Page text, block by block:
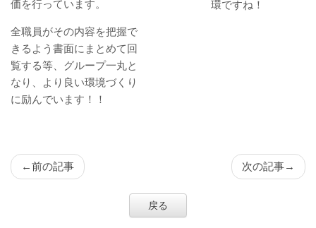
価を行っています。
全職員がその内容を把握で
きるよう書面にまとめて回
覧する等、グループ一丸と
なり、より良い環境づくり
に励んでいます！！
環ですね！
←前の記事 次の記事→
戻る